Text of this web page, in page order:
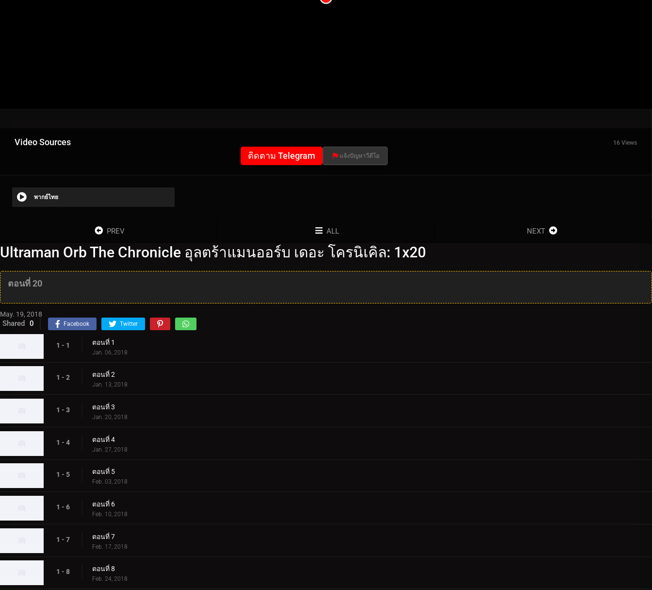
Video Sources 16 Views
ติดตาม Telegram แจ้งปัญหาวีดีโอ
พากย์ไทย
PREV ALL NEXT
Ultraman Orb The Chronicle อุลตร้าแมนออร์บ เดอะ โครนิเคิล: 1x20
ตอนที่ 20
May. 19, 2018
Shared 0 Facebook Twitter
1 - 1 ตอนที่ 1
Jan. 06, 2018
1 - 2 ตอนที่ 2
Jan. 13, 2018
1 - 3 ตอนที่ 3
Jan. 20, 2018
1 - 4 ตอนที่ 4
Jan. 27, 2018
1 - 5 ตอนที่ 5
Feb. 03, 2018
1 - 6 ตอนที่ 6
Feb. 10, 2018
1 - 7 ตอนที่ 7
Feb. 17, 2018
1 - 8 ตอนที่ 8
Feb. 24, 2018